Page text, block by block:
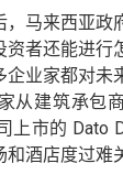
马来西亚政
者还能进行
业家都对未
从建筑承包
上市的 Dato
酒店度过难